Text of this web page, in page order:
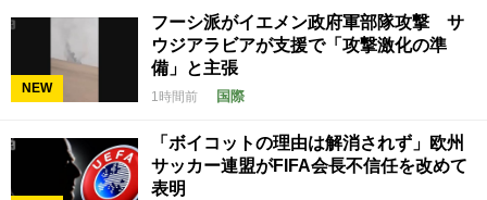
NEW
フーシ派がイエメン政府軍部隊攻撃 サ
ウジアラビアが支援で「攻撃激化の準
備」と主張
1時間前 国際
「ボイコットの理由は解消されず」欧州
サッカー連盟がFIFA会長不信任を改めて
表明